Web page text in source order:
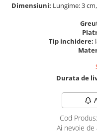
Dimensiuni: Lungime: 3
Tip inchidere:
Durata de
Cod Produs:
Ai nevoie de